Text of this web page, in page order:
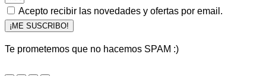
Acepto recibir las novedades y ofertas por email.
¡ME SUSCRIBO!
Te prometemos que no hacemos SPAM :)